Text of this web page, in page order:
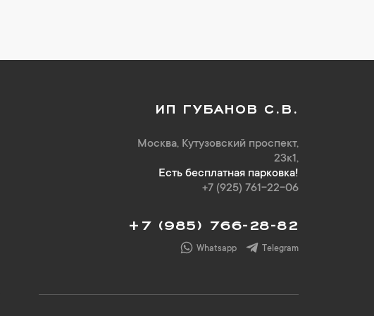
ИП ГУБАНОВ С.В.
Москва, Кутузовский проспект,
23к1,
Есть бесплатная парковка!
+7 (925) 761-22-06
+7 (985) 766-28-82
Whatsapp Telegram